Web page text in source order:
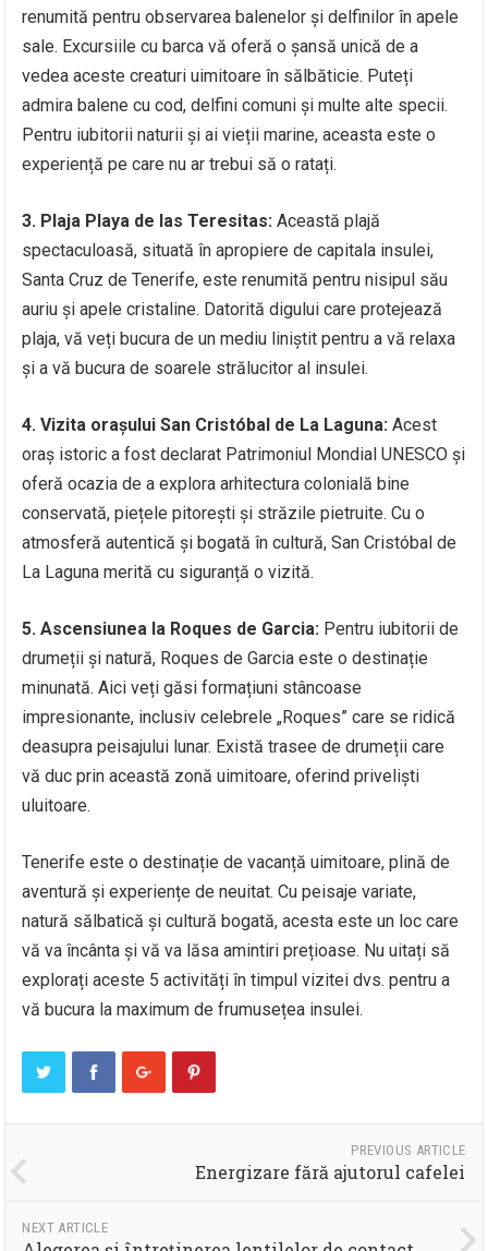
renumită pentru observarea balenelor și delfinilor în apele
sale. Excursiile cu barca vă oferă o șansă unică de a
vedea aceste creaturi uimitoare în sălbăticie. Puteți
admira balene cu cod, delfini comuni și multe alte specii.
Pentru iubitorii naturii și ai vieții marine, aceasta este o
experiență pe care nu ar trebui să o ratați.
3. Plaja Playa de las Teresitas: Această plajă
spectaculoasă, situată în apropiere de capitala insulei,
Santa Cruz de Tenerife, este renumită pentru nisipul său
auriu și apele cristaline. Datorită digului care protejează
plaja, vă veți bucura de un mediu liniștit pentru a vă relaxa
și a vă bucura de soarele strălucitor al insulei.
4. Vizita orașului San Cristóbal de La Laguna: Acest
oraș istoric a fost declarat Patrimoniul Mondial UNESCO și
oferă ocazia de a explora arhitectura colonială bine
conservată, piețele pitorești și străzile pietruite. Cu o
atmosferă autentică și bogată în cultură, San Cristóbal de
La Laguna merită cu siguranță o vizită.
5. Ascensiunea la Roques de Garcia: Pentru iubitorii de
drumeții și natură, Roques de Garcia este o destinație
minunată. Aici veți găsi formațiuni stâncoase
impresionante, inclusiv celebrele „Roques” care se ridică
deasupra peisajului lunar. Există trasee de drumeții care
vă duc prin această zonă uimitoare, oferind priveliști
uluitoare.
Tenerife este o destinație de vacanță uimitoare, plină de
aventură și experiențe de neuitat. Cu peisaje variate,
natură sălbatică și cultură bogată, acesta este un loc care
vă va încânta și vă va lăsa amintiri prețioase. Nu uitați să
explorați aceste 5 activități în timpul vizitei dvs. pentru a
vă bucura la maximum de frumusețea insulei.
PREVIOUS ARTICLE
Energizare fără ajutorul cafelei
NEXT ARTICLE